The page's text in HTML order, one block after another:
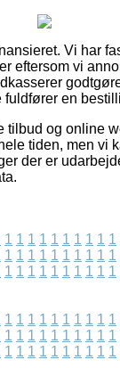
Vi har
eftersom vi
fuldfører en
tilbud og online
tiden, men vi
der er
1 1 1 1 1 1 1 1 1 1
1 1 1 1 1 1 1 1 1 1
1 1 1 1 1 1 1 1 1 1
1 1 1 1 1 1 1 1 1 1
1 1 1 1 1 1 1 1 1 1
1 1 1 1 1 1 1 1 1 1